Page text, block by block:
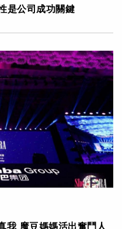
是公司成功關鍵
我 魔豆媽媽活出奮鬥人